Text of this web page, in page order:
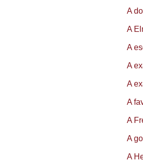
A
A
A
A
A
A
A
A
A